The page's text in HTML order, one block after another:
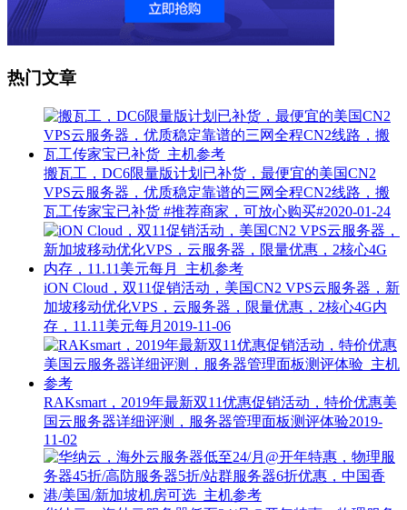
热门文章
搬瓦工，DC6限量版计划已补货，最便宜的美国CN2
VPS云服务器，优质稳定靠谱的三网全程CN2线路，搬
瓦工传家宝已补货 #推荐商家，可放心购买#2020-01-24
iON Cloud，双11促销活动，美国CN2 VPS云服务器，新
加坡移动优化VPS，云服务器，限量优惠，2核心4G内
存，11.11美元每月 2019-11-06
RAKsmart，2019年最新双11优惠促销活动，特价优惠美
国云服务器详细评测，服务器管理面板测评体验2019-
11-02